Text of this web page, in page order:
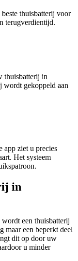
thuisbatterij voor
terugverdientijd.
thuisbatterij in
wordt gekoppeld aan
app ziet u precies
Het systeem
in
een thuisbatterij
maar een beperkt deel
dit op door uw
u minder